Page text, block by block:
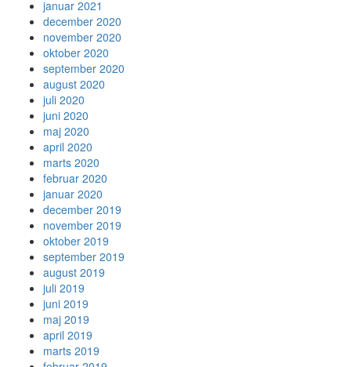
januar 2021
december 2020
november 2020
oktober 2020
september 2020
august 2020
juli 2020
juni 2020
maj 2020
april 2020
marts 2020
februar 2020
januar 2020
december 2019
november 2019
oktober 2019
september 2019
august 2019
juli 2019
juni 2019
maj 2019
april 2019
marts 2019